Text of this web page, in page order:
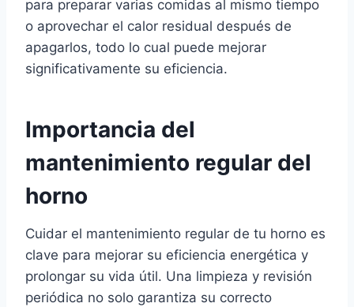
para preparar varias comidas al mismo tiempo
o aprovechar el calor residual después de
apagarlos, todo lo cual puede mejorar
significativamente su eficiencia.
Importancia del
mantenimiento regular del
horno
Cuidar el mantenimiento regular de tu horno es
clave para mejorar su eficiencia energética y
prolongar su vida útil. Una limpieza y revisión
periódica no solo garantiza su correcto